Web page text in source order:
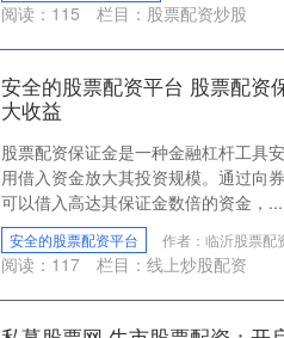
阅读： 115 栏目： 股票配资炒股
安全的股票配资平台 股票配资
大收益
股票配资保证金是一种金融杠杆工具
用借入资金放大其投资规模。通过向
可以借入高达其保证金数倍的资金，
安全的股票配资平台 作者：临沂股票配
阅读： 117 栏目： 线上炒股配资